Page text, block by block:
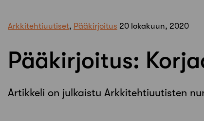
Arkkitehtiuutiset, Pääkirjoitus 20 lokakuun, 2020
Pääkirjoitus:
Artikkeli on julkaistu Arkkitehtiuutisten